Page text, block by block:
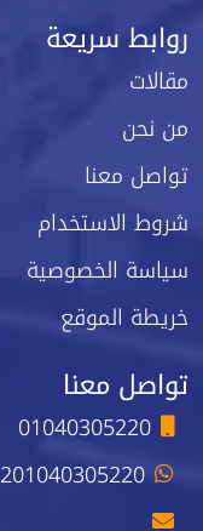
روابط سريعة
مقالات
من نحن
تواصل معنا
شروط الاستخدام
سياسة الخصوصية
خريطة الموقع
تواصل معنا
01040305220
201040305220